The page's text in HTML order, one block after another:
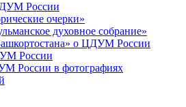
России
очерки»
духовное собрание»
о ЦДУМ России
России
России в фотографиях